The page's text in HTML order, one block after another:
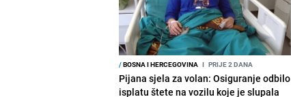
/BOSNA I HERCEGOVINA I PRIJE 2 DANA
Pijana sjela za volan: Osiguranje odbilo
isplatu štete na vozilu koje je slupala